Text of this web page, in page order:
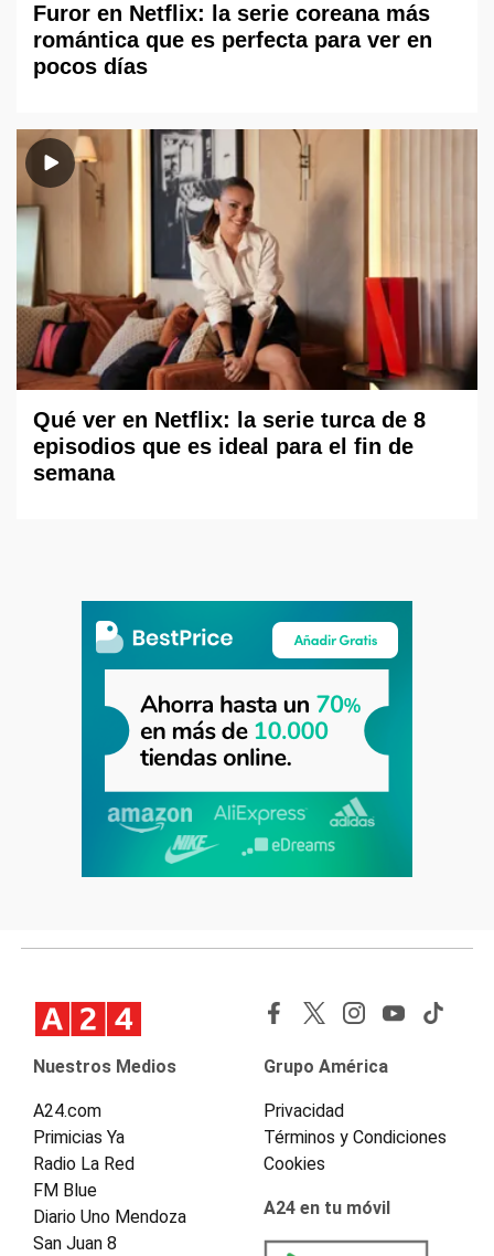
Furor en Netflix: la serie coreana más
romántica que es perfecta para ver en
pocos días
Qué ver en Netflix: la serie turca de 8
episodios que es ideal para el fin de
semana
Nuestros Medios
A24.com
Primicias Ya
Radio La Red
FM Blue
Diario Uno Mendoza
San Juan 8
Grupo América
Privacidad
Términos y Condiciones
Cookies
A24 en tu móvil